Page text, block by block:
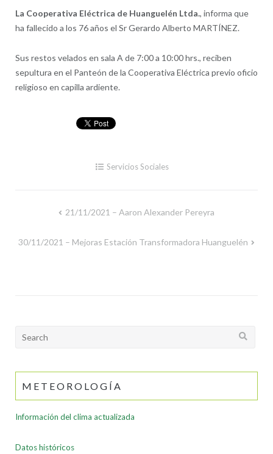
La Cooperativa Eléctrica de Huanguelén Ltda., informa que
ha fallecido a los 76 años el Sr Gerardo Alberto MARTÍNEZ.
Sus restos velados en sala A de 7:00 a 10:00 hrs., reciben
sepultura en el Panteón de la Cooperativa Eléctrica previo oficio
religioso en capilla ardiente.
Servicios Sociales
de
21/11/2021 – Aaron Alexander Pereyra
30/11/2021 – Mejoras Estación Transformadora Huanguelén
Search
METEOROLOGÍA
Información del clima actualizada
Datos históricos